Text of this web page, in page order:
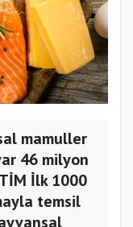
mamuller
46 milyon
İlk 1000
temsil